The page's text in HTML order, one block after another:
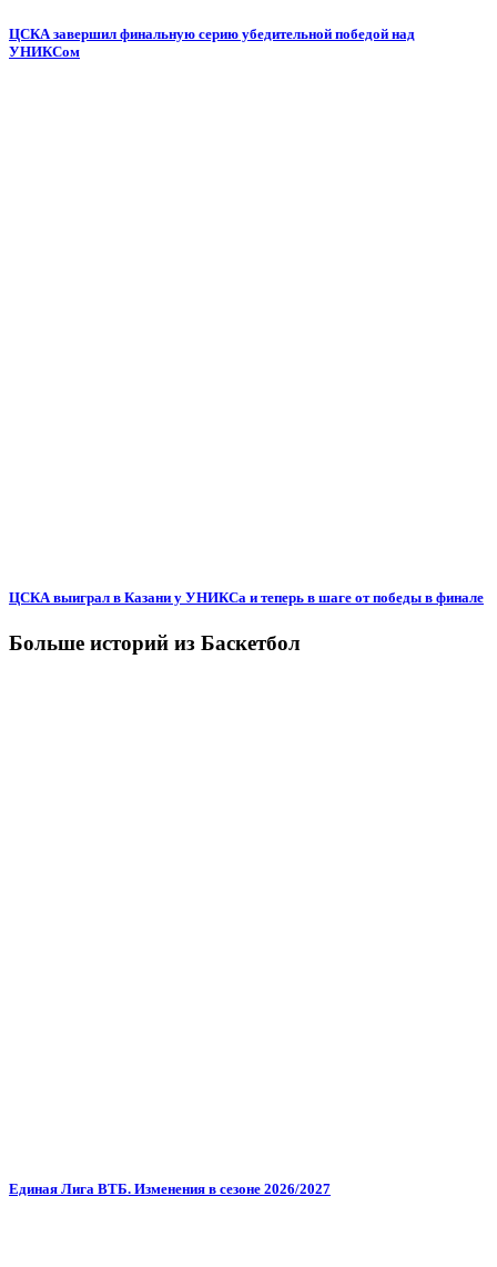
ЦСКА завершил финальную серию убедительной победой над
УНИКСом
ЦСКА выиграл в Казани у УНИКСа и теперь в шаге от победы в финале
Больше историй из Баскетбол
Единая Лига ВТБ. Изменения в сезоне 2026/2027